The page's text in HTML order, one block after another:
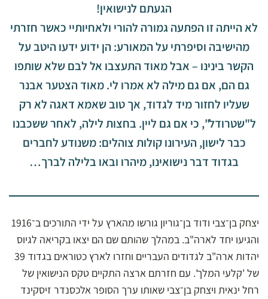
הגעתם לנישואין!
לא הייתה זו הפתעה גמורה להורי ולאחיותיי כאשר חזרתי
מהישיבה וסיפרתי על המאורע: הן ידוע ידעו היטב על
הקשר בינינו – אבל מאוד התעצבו אל לבם שלא שותפו
גם הם, אם גם מילה לא אמרו לי. מאוד הצטער אבנר
שעליו לחזור מיד לגדוד, אך טוב שאמא דאגה לא רק
ל"שטרודל", כי אם גם ליין. בחצות לילה, לאחר ששכבנו
כבר לישון, העירונו קולות צוהלים: משנודע לחברים
בגדוד דבר נישואינו, מיהרו ובאו בלילה לברך…
יצחק בן־צבי ודוד בן־גוריון גורשו מהארץ
על ידי התורכים ב־1916
והגיעו יחד לארה"ב. במהלך שהותם שם הם יצאו בקריאה לגיוס
יהדות ארה"ב לגדודים העבריים וחזרו לארץ כטוראים בגדוד 39
של 'קלעי המלך'. עם חזרתם ארצה התקיים טקס הנישואין של
רחל ינאית ויצחק בן־צבי שאותו ערך הסופר אלכסנדר זיסקינד